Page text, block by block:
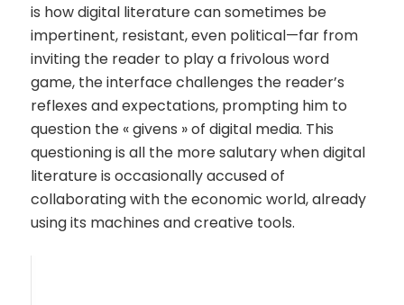
is how digital literature can sometimes be
impertinent, resistant, even political—far from
inviting the reader to play a frivolous word
game, the interface challenges the reader’s
reflexes and expectations, prompting him to
question the « givens » of digital media. This
questioning is all the more salutary when digital
literature is occasionally accused of
collaborating with the economic world, already
using its machines and creative tools.